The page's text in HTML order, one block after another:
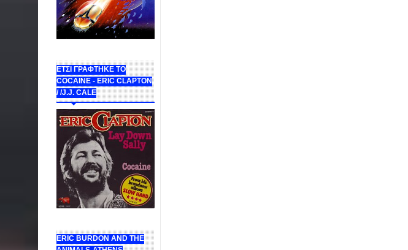
ΕΤΣΙ ΓΡΑΦΤΗΚΕ ΤΟ
COCAINE - ERIC CLAPTON
/ /J.J. CALE
ERIC BURDON AND THE